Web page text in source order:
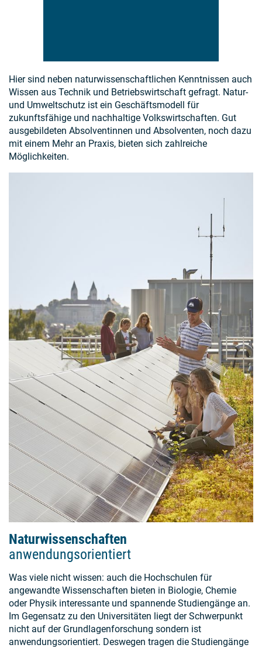
Hier sind neben naturwissenschaftlichen Kenntnissen auch
Wissen aus Technik und Betriebswirtschaft gefragt. Natur-
und Umweltschutz ist ein Geschäftsmodell für
zukunftsfähige und nachhaltige Volkswirtschaften. Gut
ausgebildeten Absolventinnen und Absolventen, noch dazu
mit einem Mehr an Praxis, bieten sich zahlreiche
Möglichkeiten.
Naturwissenschaften
anwendungsorientiert
Was viele nicht wissen: auch die Hochschulen für
angewandte Wissenschaften bieten in Biologie, Chemie
oder Physik interessante und spannende Studiengänge an.
Im Gegensatz zu den Universitäten liegt der Schwerpunkt
nicht auf der Grundlagenforschung sondern ist
anwendungsorientiert. Deswegen tragen die Studiengänge